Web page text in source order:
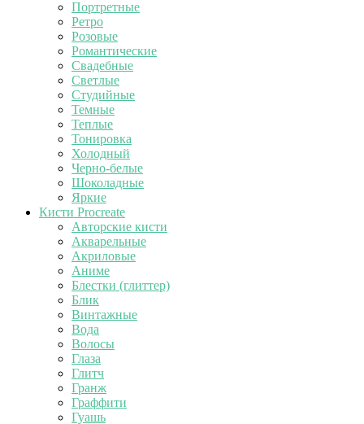
Портретные
Ретро
Розовые
Романтические
Свадебные
Светлые
Студийные
Темные
Теплые
Тонировка
Холодный
Черно-белые
Шоколадные
Яркие
Кисти Procreate
Авторские кисти
Акварельные
Акриловые
Аниме
Блестки (глиттер)
Блик
Винтажные
Вода
Волосы
Глаза
Глитч
Гранж
Граффити
Гуашь